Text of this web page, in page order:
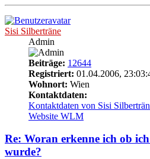
Sisi Silberträne
Admin
Beiträge: 12644
Registriert: 01.04.2006,
Wohnort: Wien
Kontaktdaten:
Kontaktdaten von Sisi
Website WLM
Re: Woran erkenne ich ob
wurde?